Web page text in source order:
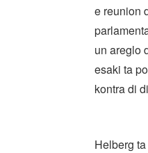
e reunion
un areglo
esaki ta
kontra di
Helberg